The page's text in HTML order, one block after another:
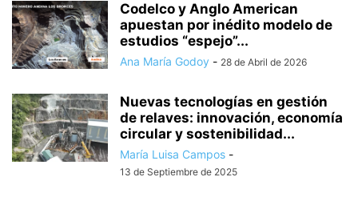
Codelco y Anglo American
apuestan por inédito modelo de
estudios “espejo”...
Ana María Godoy - 28 de Abril de 2026
Nuevas tecnologías en gestión
de relaves: innovación, economía
circular y sostenibilidad...
María Luisa Campos -
13 de Septiembre de 2025